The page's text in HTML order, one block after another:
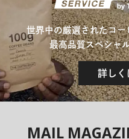
世界中の厳選されたコ
最高品質スペシャ
詳しく
MAIL